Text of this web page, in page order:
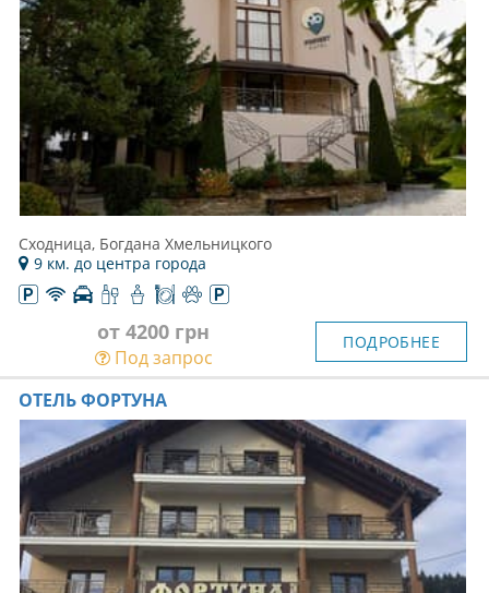
Сходница, Богдана Хмельницкого
9 км. до центра города
от 4200 грн
Под запрос
ПОДРОБНЕЕ
ОТЕЛЬ ФОРТУНА